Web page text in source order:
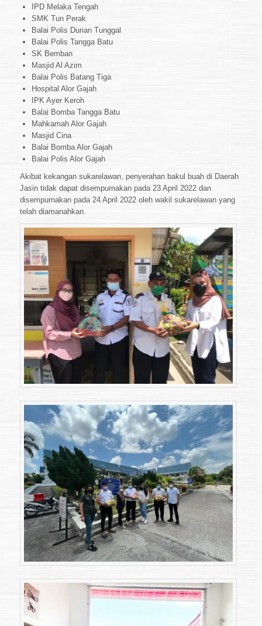
IPD Melaka Tengah
SMK Tun Perak
Balai Polis Durian Tunggal
Balai Polis Tangga Batu
SK Bemban
Masjid Al Azim
Balai Polis Batang Tiga
Hospital Alor Gajah
IPK Ayer Keroh
Balai Bomba Tangga Batu
Mahkamah Alor Gajah
Masjid Cina
Balai Bomba Alor Gajah
Balai Polis Alor Gajah
Akibat kekangan sukarelawan, penyerahan bakul buah di Daerah
Jasin tidak dapat disempurnakan pada 23 April 2022 dan
disempurnakan pada 24 April 2022 oleh wakil sukarelawan yang
telah diamanahkan.